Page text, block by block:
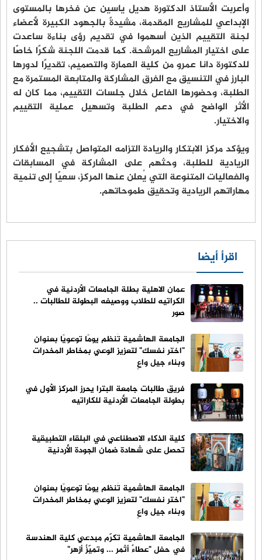
وأعربت الأستاذ الدكتورة هديل ياسين عن فخرها بالمستوى
الإبداعي للمشاريع المقدمة، مشيدةً بالجهود الكبيرة لأعضاء
لجنة التقييم الذين أسهموا في تقديم رؤى بناءة ساعدت
على اختيار المشاريع المرشحة. كما قدمت اللجنة شكرًا خاصًا
للدكتورة دانا عمرو من كلية العمارة والتصميم، تقديرًا لدورها
البارز في التنسيق مع الفرق المشاركة والمتابعة المستمرة مع
الطلبة، وحضورها الفاعل خلال جلسات التقييم، مما كان له
الأثر الواضح في دعم الطلبة وتسهيل عملية التقييم
والاختيار.
ويؤكد مركز الابتكار والريادة التزامه المتواصل بتشجيع الأفكار
الريادية للطلبة، وحثهم على المشاركة في المسابقات
والفعاليات المتنوعة التي يُعلن عنها المركز، سعيًا إلى تنمية
مهاراتهم الريادية وتحقيق طموحاتهم.
اقرأ أيضا
عمان الاهلية بطلة الجامعات الأردنية في
الكراتيه للطلاب ووصيفه البطولة للطالبات ..
صور
الجامعة الهاشمية تُنظم يومًا توعويًا بعنوان
"اختر نفسك" لتعزيز الوعي بمخاطر المخدرات
وبناء جيل واعٍ
فريق طالبات جامعة البترا يحرز المركز الأول في
بطولة الجامعات الأردنية للكاراتيه
كلية الذكاء الاصطناعي في البلقاء التطبيقية
تحصل على شهادة ضمان الجودة الأردنية
الجامعة الهاشمية تُنظم يومًا توعويًا بعنوان
"اختر نفسك" لتعزيز الوعي بمخاطر المخدرات
وبناء جيل واعٍ
الجامعة الهاشمية تكرّم مبدعي كلية الهندسة
في حفل "عطاءٌ أثمر ... وتميّزٌ أزهر"